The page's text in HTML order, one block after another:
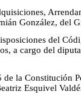
González, del
del
a cargo del
la Constitución
Esquivel